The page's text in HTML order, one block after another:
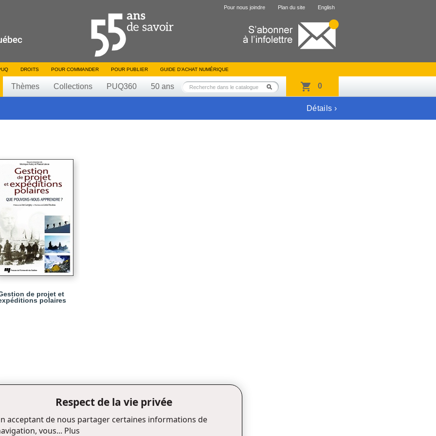
Pour nous joindre Plan du site English
DROITS POUR COMMANDER POUR PUBLIER GUIDE D’ACHAT NUMÉRIQUE
Thèmes Collections PUQ360 50 ans 0
Détails ›
de projet et
polaires
Respect de la vie privée
acceptant de nous partager certaines informations de
vous... Plus